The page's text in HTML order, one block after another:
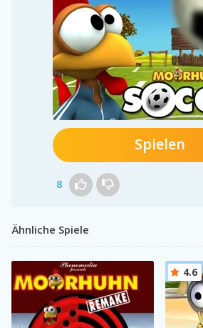
Spielen
8
Ähnliche Spiele
4.6